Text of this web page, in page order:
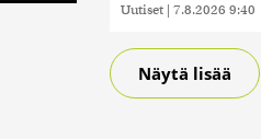
Uutiset | 7.8.2026 9:40
Näytä lisää